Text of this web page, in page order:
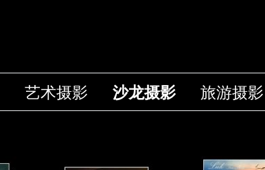
艺术摄影 沙龙摄影 旅游摄影